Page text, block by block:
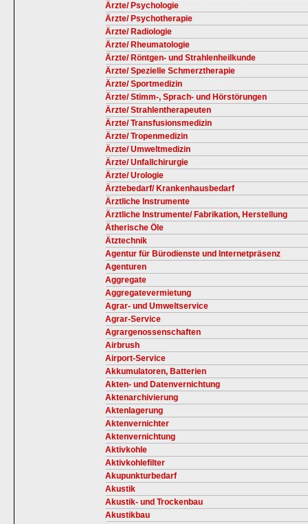
Ärzte/ Psychologie
Ärzte/ Psychotherapie
Ärzte/ Radiologie
Ärzte/ Rheumatologie
Ärzte/ Röntgen- und Strahlenheilkunde
Ärzte/ Spezielle Schmerztherapie
Ärzte/ Sportmedizin
Ärzte/ Stimm-, Sprach- und Hörstörungen
Ärzte/ Strahlentherapeuten
Ärzte/ Transfusionsmedizin
Ärzte/ Tropenmedizin
Ärzte/ Umweltmedizin
Ärzte/ Unfallchirurgie
Ärzte/ Urologie
Ärztebedarf/ Krankenhausbedarf
Ärztliche Instrumente
Ärztliche Instrumente/ Fabrikation, Herstellung
Ätherische Öle
Ätztechnik
Agentur für Bürodienste und Internetpräsenz
Agenturen
Aggregate
Aggregatevermietung
Agrar- und Umweltservice
Agrar-Service
Agrargenossenschaften
Airbrush
Airport-Service
Akkumulatoren, Batterien
Akten- und Datenvernichtung
Aktenarchivierung
Aktenlagerung
Aktenvernichter
Aktenvernichtung
Aktivkohle
Aktivkohlefilter
Akupunkturbedarf
Akustik
Akustik- und Trockenbau
Akustikbau